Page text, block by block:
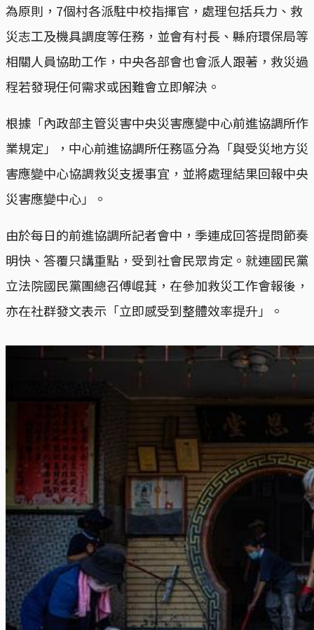
為原則，7個村各派駐中校指揮官，處理包括兵力、救
災志工及機具調度等任務，並會有村長、縣府環保局等
相關人員協助工作，中央各部會也會派人跟著，救災過
程若發現任何需求或困難會立即解決。
根據「內政部主管災害中央災害應變中心前進協調所作
業規定」，中心前進協調所任務區分為「與受災地方災
害應變中心協調救災支援事宜，並將處理結果回報中央
災害應變中心」。
由於每日的前進協調所記者會中，季連成回答提問節奏
明快、答覆只講重點，受到社會民眾肯定。就連國民黨
立法院國民黨團總召傅崐萁，在參加救災工作會報後，
亦在社群發文表示「立即感受到整體效率提升」。